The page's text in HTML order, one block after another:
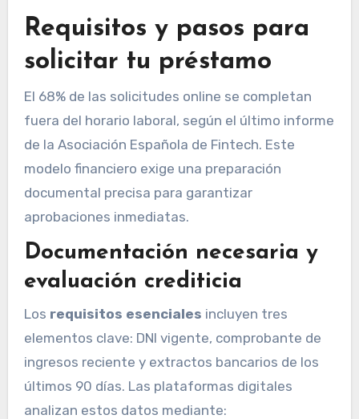
Requisitos y pasos para
solicitar tu préstamo
El 68% de las solicitudes online se completan
fuera del horario laboral, según el último informe
de la Asociación Española de Fintech. Este
modelo financiero exige una preparación
documental precisa para garantizar
aprobaciones inmediatas.
Documentación necesaria y
evaluación crediticia
Los requisitos esenciales incluyen tres
elementos clave: DNI vigente, comprobante de
ingresos reciente y extractos bancarios de los
últimos 90 días. Las plataformas digitales
analizan estos datos mediante: